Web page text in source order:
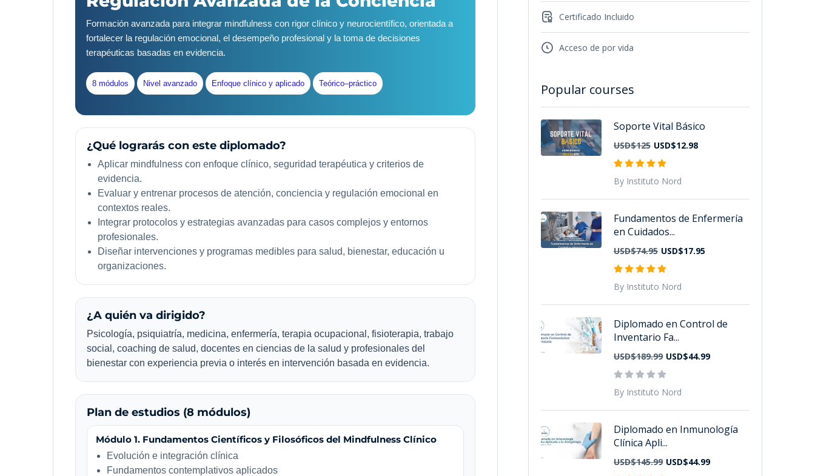
Formación avanzada para integrar mindfulness con rigor clínico y neurocientífico, orientada a
fortalecer la regulación emocional, el desempeño profesional y la toma de decisiones
terapéuticas basadas en evidencia.
8 módulos Nivel avanzado Enfoque clínico y aplicado Teórico–práctico
¿Qué lograrás con este diplomado?
Aplicar mindfulness con enfoque clínico, seguridad terapéutica y criterios de
evidencia.
Evaluar y entrenar procesos de atención, conciencia y regulación emocional en
contextos reales.
Integrar protocolos y estrategias avanzadas para casos complejos y entornos
profesionales.
Diseñar intervenciones y programas medibles para salud, bienestar, educación u
organizaciones.
¿A quién va dirigido?
Psicología, psiquiatría, medicina, enfermería, terapia ocupacional, fisioterapia, trabajo
social, coaching de salud, docentes en ciencias de la salud y profesionales del
bienestar con experiencia previa o interés en intervención basada en evidencia.
Plan de estudios (8 módulos)
Módulo 1. Fundamentos Científicos y Filosóficos del Mindfulness Clínico
Evolución e integración clínica
Fundamentos contemplativos aplicados
Certificado Incluido
Acceso de por vida
Popular courses
HOT Soporte Vital Básico
USD$125 USD$12.98
By Instituto Nord
Fundamentos de Enfermería
en Cuidados...
USD$74.95 USD$17.95
By Instituto Nord
Diplomado en Control de
Inventario Fa...
USD$189.99 USD$44.99
By Instituto Nord
Diplomado en Inmunología
Clínica Apli...
USD$145.99 USD$44.99